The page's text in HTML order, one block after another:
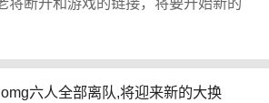
omg六人全部离队,将迎来新的大换